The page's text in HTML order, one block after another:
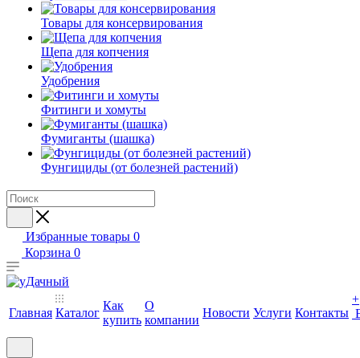
Товары для консервирования
Щепа для копчения
Удобрения
Фитинги и хомуты
Фумиганты (шашка)
Фунгициды (от болезней растений)
Избранные товары 0
Корзина 0
Главная Каталог
Как
купить
О
компании
Новости Услуги Контакты
+